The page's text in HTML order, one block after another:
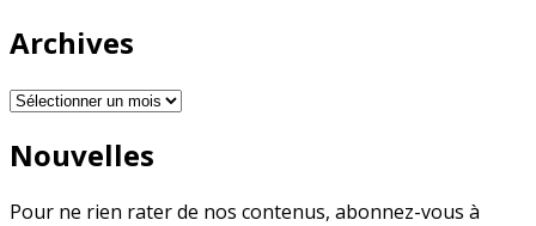
Archives
Archives
Nouvelles
Pour ne rien rater de nos contenus, abonnez-vous à